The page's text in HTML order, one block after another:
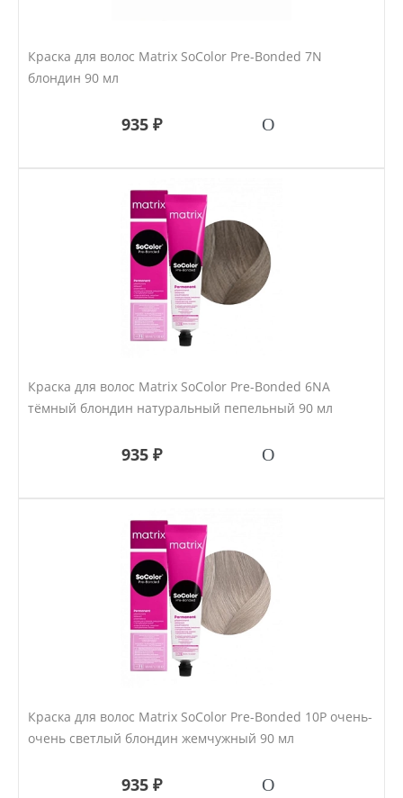
Краска для волос Matrix SoColor Pre-Bonded 7N
блондин 90 мл
935 ₽
Краска для волос Matrix SoColor Pre-Bonded 6NA
тёмный блондин натуральный пепельный 90 мл
935 ₽
Краска для волос Matrix SoColor Pre-Bonded 10P очень-
очень светлый блондин жемчужный 90 мл
935 ₽